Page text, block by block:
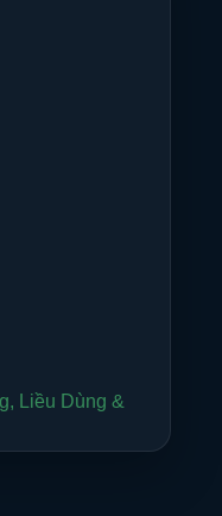
Liều Dùng &